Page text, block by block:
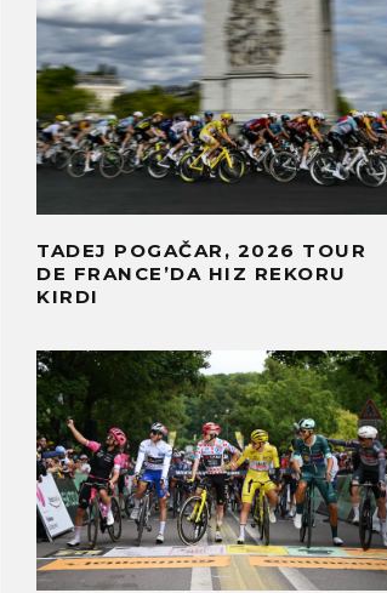
VOLTA A PORTUGAL’DA TAVFER-
OVOS MATINADOS-MORTÁGUA
İKILISI
TADEJ POGAČAR, 2026 TOUR
DE FRANCE’DA HIZ REKORU
KIRDI